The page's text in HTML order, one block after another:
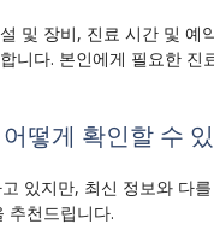
및 장비, 진료 시간 및
니다. 본인에게 필요한
떻게 확인할 수
있지만, 최신 정보와 다
추천드립니다.